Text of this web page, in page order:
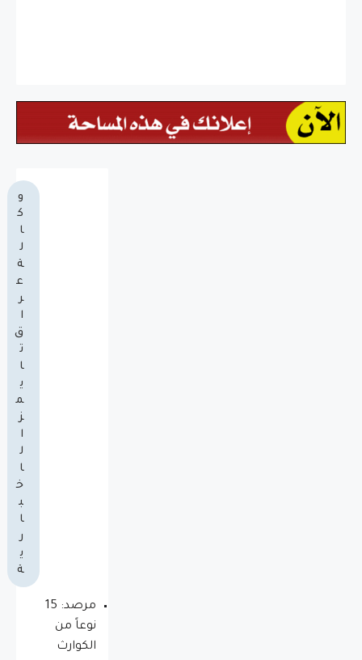
و
ك
ا
ل
ة
ع
ر
ا
ق
ت
ا
ي
م
ز
ا
ل
ا
خ
ب
ا
ر
ي
ة
مرصد: 15
نوعاً من
الكوارث